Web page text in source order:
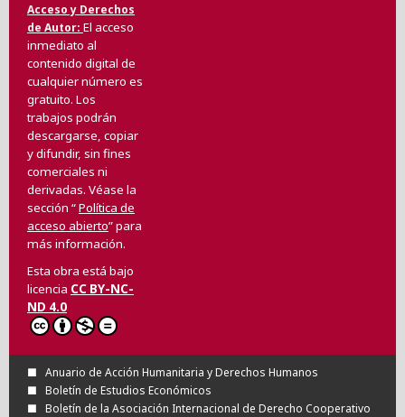
Acceso y Derechos
de Autor El acceso
inmediato al
contenido digital de
cualquier número es
gratuito. Los
trabajos podrán
descargarse, copiar
y difundir, sin fines
comerciales ni
derivadas. Véase la
sección “Política de
acceso abierto” para
más información.
Esta obra está bajo
licencia CC BY-NC-
ND 4.0
Anuario de Acción Humanitaria y Derechos Humanos
Boletín de Estudios Económicos
Boletín de la Asociación Internacional de Derecho Cooperativo